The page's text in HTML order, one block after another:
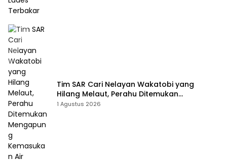
Tim SAR Cari Nelayan Wakatobi yang
Hilang Melaut, Perahu Ditemukan
Mengapung Kemasukan Air
1 Agustus 2026